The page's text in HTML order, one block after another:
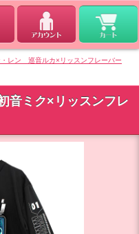
レン 巡音ルカ×リッスンフレーバー
音ミク×リッスンフレ